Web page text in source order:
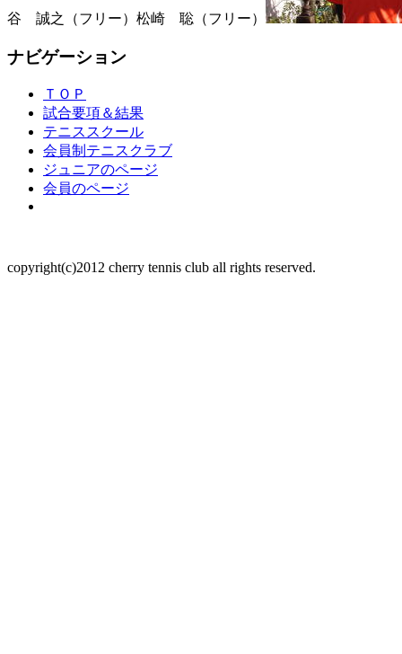
谷 誠之（フリー） 松崎 聡（フリー）
ナビゲーション
ＴＯＰ
試合要項＆結果
テニススクール
会員制テニスクラブ
ジュニアのページ
会員のページ
copyright(c)2012 cherry tennis club all rights reserved.